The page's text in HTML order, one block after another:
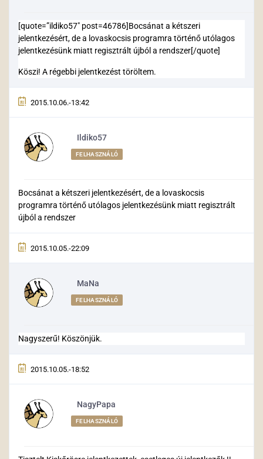
[quote=”ildiko57″ post=46786]Bocsánat a kétszeri
jelentkezésért, de a lovaskocsis programra történő utólagos
jelentkezésünk miatt regisztrált újból a rendszer[/quote]
Köszi! A régebbi jelentkezést töröltem.
2015.10.06.-13:42
Ildiko57
FELHASZNÁLÓ
Bocsánat a kétszeri jelentkezésért, de a lovaskocsis
programra történő utólagos jelentkezésünk miatt regisztrált
újból a rendszer
2015.10.05.-22:09
MaNa
FELHASZNÁLÓ
Nagyszerű! Köszönjük.
2015.10.05.-18:52
NagyPapa
FELHASZNÁLÓ